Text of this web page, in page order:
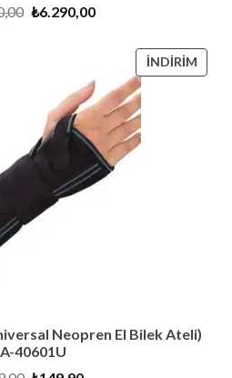
Orijinal
₺6.290,00Şu
₺6.290,00.İNDIRIM
ÜRÜN
Neopren El Bilek Ateli)
40601U